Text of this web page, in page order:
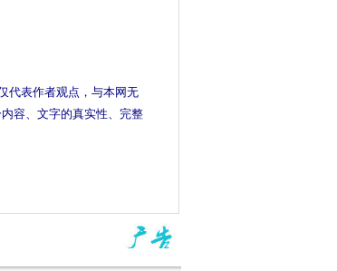
代表作者观点，与本网无
容、文字的真实性、完整